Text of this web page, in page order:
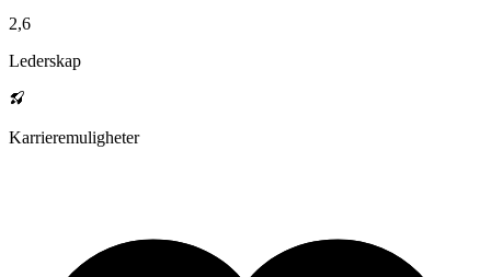
2,6
Lederskap
Karrieremuligheter